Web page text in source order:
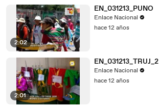
2:02
EN_031213_PUNO
Enlace Nacional
hace 12 años
2:01
EN_031213_TRUJ_2
Enlace Nacional
hace 12 años